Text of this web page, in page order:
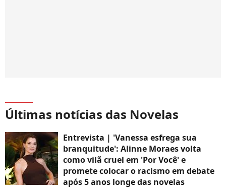
Últimas notícias das Novelas
Entrevista | 'Vanessa esfrega sua
branquitude': Alinne Moraes volta
como vilã cruel em 'Por Você' e
promete colocar o racismo em debate
após 5 anos longe das novelas